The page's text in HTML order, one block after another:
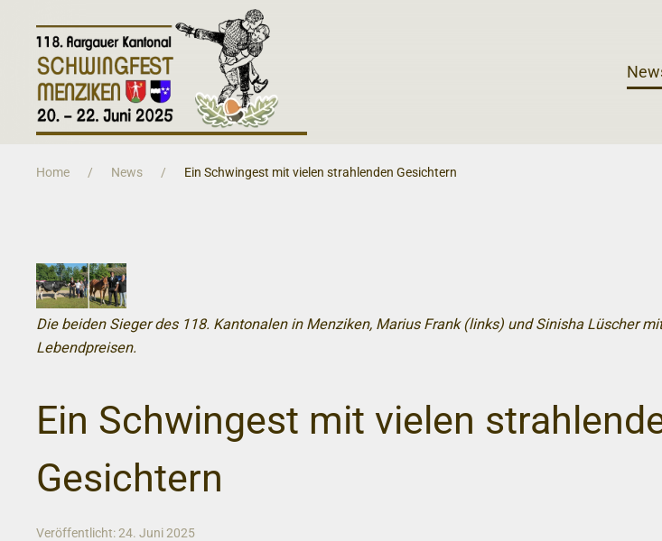
Zum Hauptinhalt springen
Home News Ein Schwingest mit vielen strahlenden Gesichtern
Die beiden Sieger des 118. Kantonalen in Menziken, Marius Frank (links) und Sinisha Lüscher
Lebendpreisen.
Ein Schwingest mit vielen
Gesichtern
Veröffentlicht: 24. Juni 2025